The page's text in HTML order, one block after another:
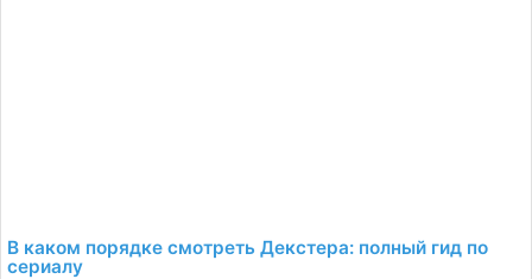
В каком порядке смотреть Декстера: полный гид по
сериалу